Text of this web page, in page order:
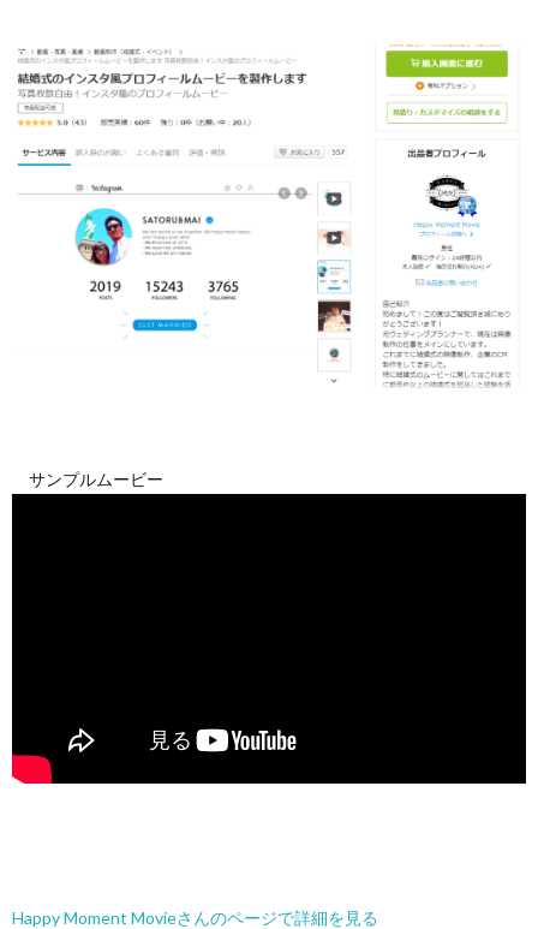
サンプルムービー
Happy Moment Movieさんのページで詳細を見る